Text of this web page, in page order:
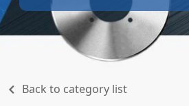
Back to category list